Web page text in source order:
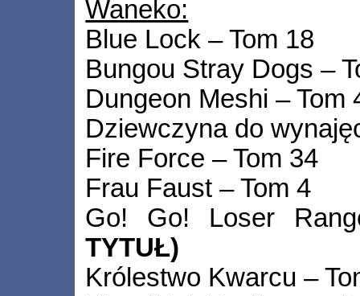
Waneko:
Blue Lock – Tom 18
Bungou Stray Dogs –
Dungeon Meshi – Tom
Dziewczyna do
Fire Force – Tom 34
Frau Faust – Tom 4
Go! Go! Loser
TYTUŁ)
Królestwo Kwarcu –